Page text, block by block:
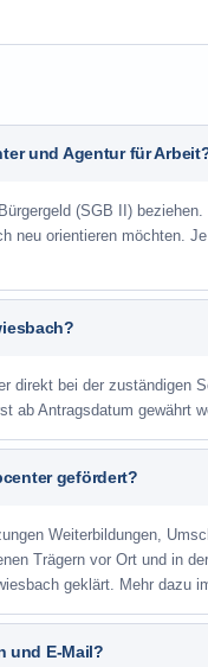
und Agentur für
(SGB II)
neu orientieren möchten.
direkt bei der
ab Antragsdatum gewährt
gefördert?
Weiterbildungen,
Trägern vor Ort und in
geklärt. Mehr dazu
und E-Mail?